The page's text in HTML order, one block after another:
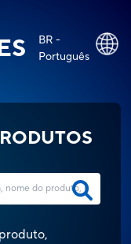
BR -
Português